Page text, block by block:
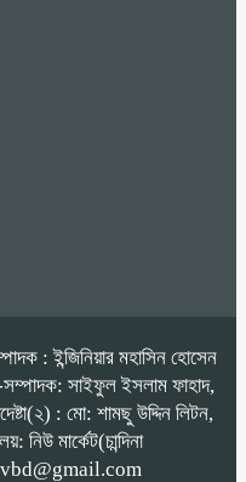
: ইন্জিনিয়ার মহাসিন হোসেন
সম্পাদক: সাইফুল ইসলাম ফাহাদ,
: মো: শামছু উদ্দিন লিটন,
নিউ মার্কেট(চান্দিনা